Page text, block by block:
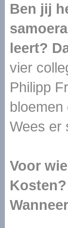
Ben jij
leert?
vier
Philipp
bloemen
Wees er
Voor
Kosten?